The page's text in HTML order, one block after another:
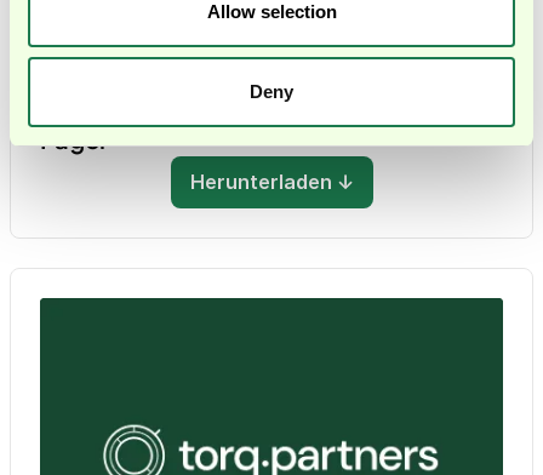
Allow selection
Deny
Unsere Services für Private Equity: One
Pager
Herunterladen ↓